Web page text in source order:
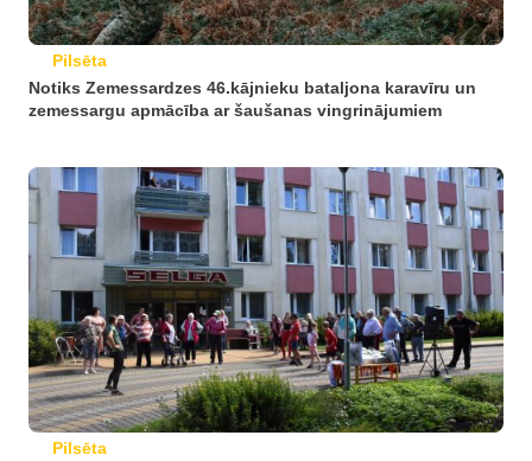
Pilsēta
Notiks Zemessardzes 46.kājnieku bataljona karavīru un
zemessargu apmācība ar šaušanas vingrinājumiem
Pilsēta